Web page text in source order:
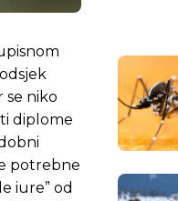
se niko
diplome
potrebne
iure” od